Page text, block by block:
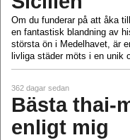
Om du funderar på att åka
en fantastisk blandning av
största ön i Medelhavet, är
livliga städer möts i en unik
362 dagar sedan
Bästa thai-
enligt mig